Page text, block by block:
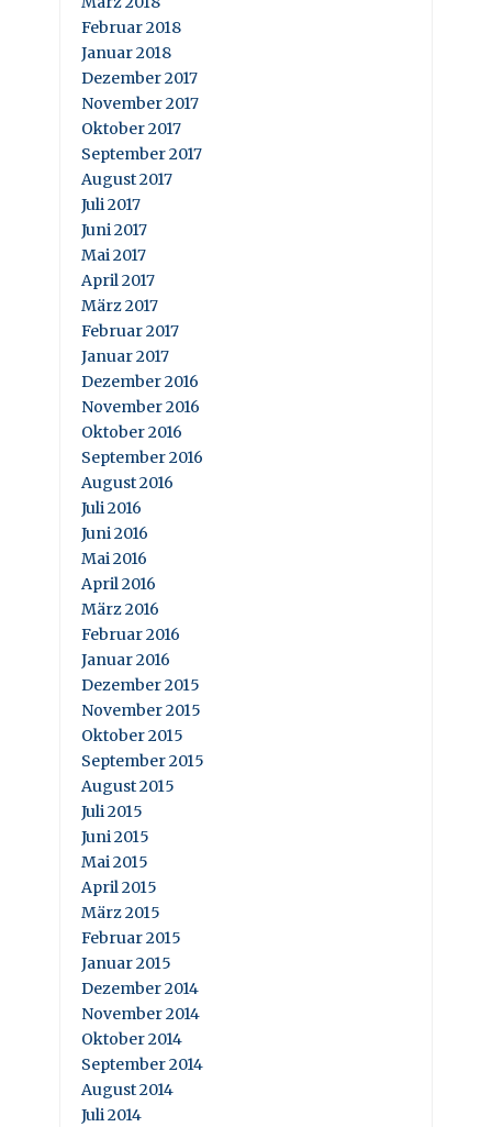
Februar 2018
Januar 2018
Dezember 2017
November 2017
Oktober 2017
September 2017
August 2017
Juli 2017
Juni 2017
Mai 2017
April 2017
März 2017
Februar 2017
Januar 2017
Dezember 2016
November 2016
Oktober 2016
September 2016
August 2016
Juli 2016
Juni 2016
Mai 2016
April 2016
März 2016
Februar 2016
Januar 2016
Dezember 2015
November 2015
Oktober 2015
September 2015
August 2015
Juli 2015
Juni 2015
Mai 2015
April 2015
März 2015
Februar 2015
Januar 2015
Dezember 2014
November 2014
Oktober 2014
September 2014
August 2014
Juli 2014